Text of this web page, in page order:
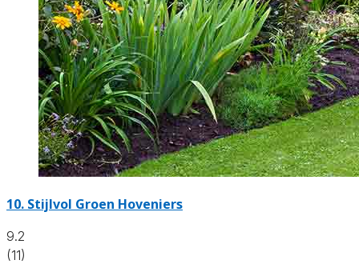
10. Stijlvol Groen Hoveniers
9.2
(11)